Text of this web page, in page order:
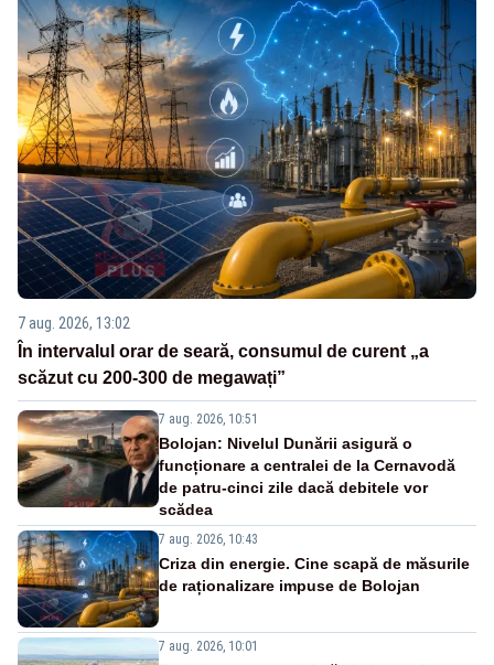
7 aug. 2026, 13:02
În intervalul orar de seară, consumul de curent „a
scăzut cu 200-300 de megawați”
7 aug. 2026, 10:51
Bolojan: Nivelul Dunării asigură o
funcționare a centralei de la Cernavodă
de patru-cinci zile dacă debitele vor
scădea
7 aug. 2026, 10:43
Criza din energie. Cine scapă de măsurile
de raționalizare impuse de Bolojan
7 aug. 2026, 10:01